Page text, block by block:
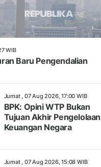
WIB
Baru Pengendalian
Jumat , 07 Aug 2026, 17:00 WIB
BPK: Opini WTP Bukan
Tujuan Akhir Pengelolaan
Keuangan Negara
Jumat , 07 Aug 2026, 15:08 WIB